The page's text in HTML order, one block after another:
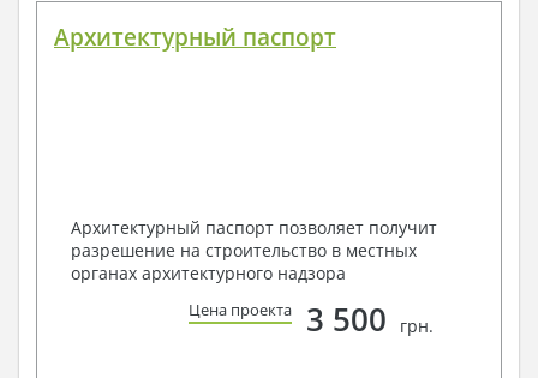
Архитектурный паспорт
Архитектурный паспорт позволяет получит
разрешение на строительство в местных
органах архитектурного надзора
Цена проекта 3 500 грн.